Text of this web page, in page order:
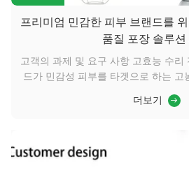
프리미엄 민감한 피부 브랜드를
품질 포장 솔루션
고객의 과제 및 요구 사항 고효능 수리
드가 민감성 피부를 타겟으로 하는 고
도의 케어 철학의 물리적 연장이 되어
을 시각적으로 전달해야 했습니다. 목
더보기